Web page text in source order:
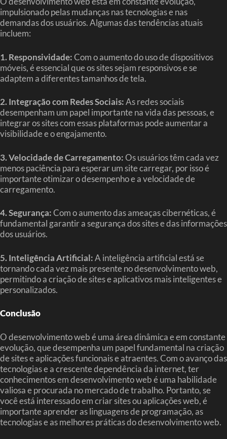
impulsionado pelas mudanças nas tecnologias e nas
demandas dos usuários. Algumas das tendências atuais
incluem:
1. Responsividade:Com o aumento do uso de dispositivos
móveis, é essencial que os sites sejam responsivos e se
adaptem a diferentes tamanhos de tela.
2. Integração com Redes Sociais:As redes sociais
desempenham um papel importante na vida das pessoas, e
integrar os sites com essas plataformas pode aumentar a
visibilidade e o engajamento.
3. Velocidade de Carregamento:Os usuários têm cada vez
menos paciência para esperar um site carregar, por isso é
importante otimizar o desempenho e a velocidade de
carregamento.
4. Segurança:Com o aumento das ameaças cibernéticas, é
fundamental garantir a segurança dos sites e das informações
dos usuários.
5. Inteligência Artificial:A inteligência artificial está se
tornando cada vez mais presente no desenvolvimento web,
permitindo a criação de sites e aplicativos mais inteligentes e
personalizados.
Conclusão
O desenvolvimento web é uma área dinâmica e em constante
evolução, que desempenha um papel fundamental na criação
de sites e aplicações funcionais e atraentes. Com o avanço das
tecnologias e a crescente dependência da internet, ter
conhecimentos em desenvolvimento web é uma habilidade
valiosa e procurada no mercado de trabalho. Portanto, se
você está interessado em criar sites ou aplicações web, é
importante aprender as linguagens de programação, as
tecnologias e as melhores práticas do desenvolvimento web.